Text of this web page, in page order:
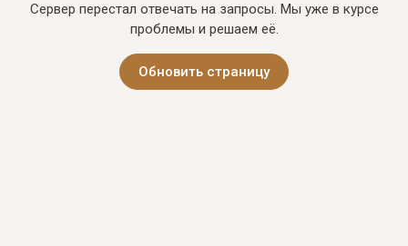
Сервер перестал отвечать на запросы. Мы уже в курсе
проблемы и решаем её.
Обновить страницу